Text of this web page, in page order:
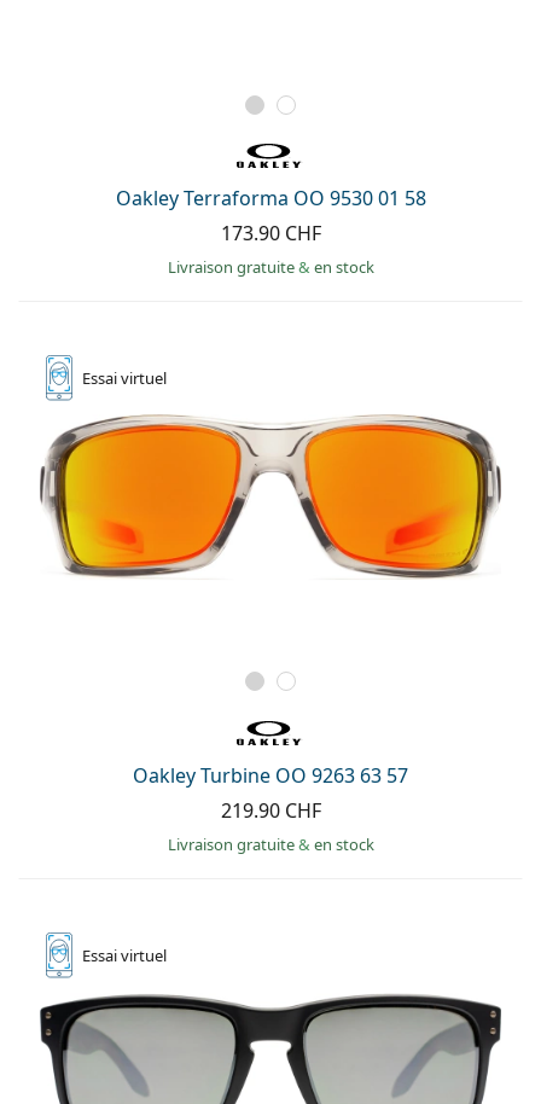
Oakley Terraforma OO 9530 01 58
173.90 CHF
Livraison gratuite& en stock
Essaivirtuel
Oakley Turbine OO 9263 63 57
219.90 CHF
Livraison gratuite& en stock
Essaivirtuel